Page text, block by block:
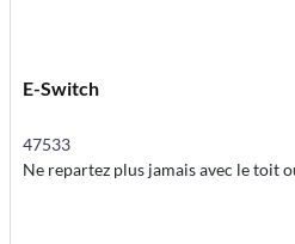
E-Switch
47533
Ne repartez plus jamais avec le toit